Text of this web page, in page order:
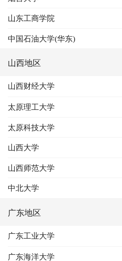
山东工商学院
中国石油大学(华东)
山西地区
山西财经大学
太原理工大学
太原科技大学
山西大学
山西师范大学
中北大学
广东地区
广东工业大学
广东海洋大学